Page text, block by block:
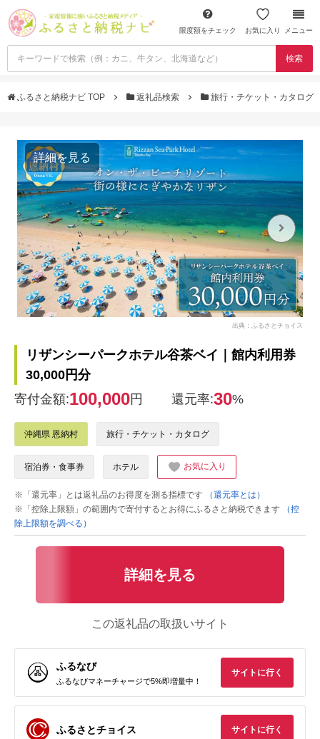
限度額をチェック お気に入り メニュー
検索
ふるさと納税ナビ TOP 返礼品検索 旅行・チケット・カタログ
詳細を見る
出典：ふるさとチョイス
リザンシーパークホテル谷茶ベイ｜館内利用券
30,000円分
寄付金額:100,000円 還元率:30%
沖縄県 恩納村 旅行・チケット・カタログ
宿泊券・食事券 ホテル お気に入り
※「還元率」とは返礼品のお得度を測る指標です
（還元率とは）
※「控除上限額」の範囲内で寄付するとお得にふるさと納税できます
（控
除上限額を調べる）
詳細を見る
この返礼品の取扱いサイト
ふるなび
ふるなびマネーチャージで5%即増量中！
サイトに行く
ふるさとチョイス サイトに行く